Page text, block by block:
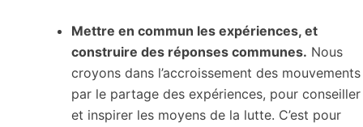
Mettre en commun les expériences, et
construire des réponses communes. Nous
croyons dans l’accroissement des mouvements
par le partage des expériences, pour conseiller
et inspirer les moyens de la lutte. C’est pour